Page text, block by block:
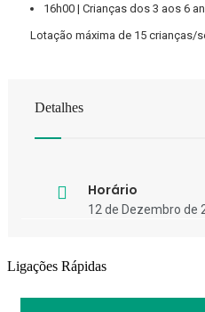
16h00 | Crianças dos 3 aos 6
Lotação máxima de 15 crianças/
Detalhes
Horário
12 de Dezembro de
Ligações Rápidas